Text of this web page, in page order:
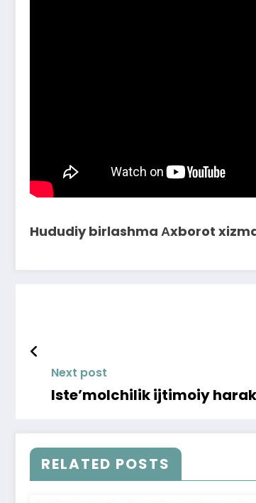
Hududiy birlashma Аxborot
Next post
Iste’molchilik ijtimoiy
RELATED POSTS